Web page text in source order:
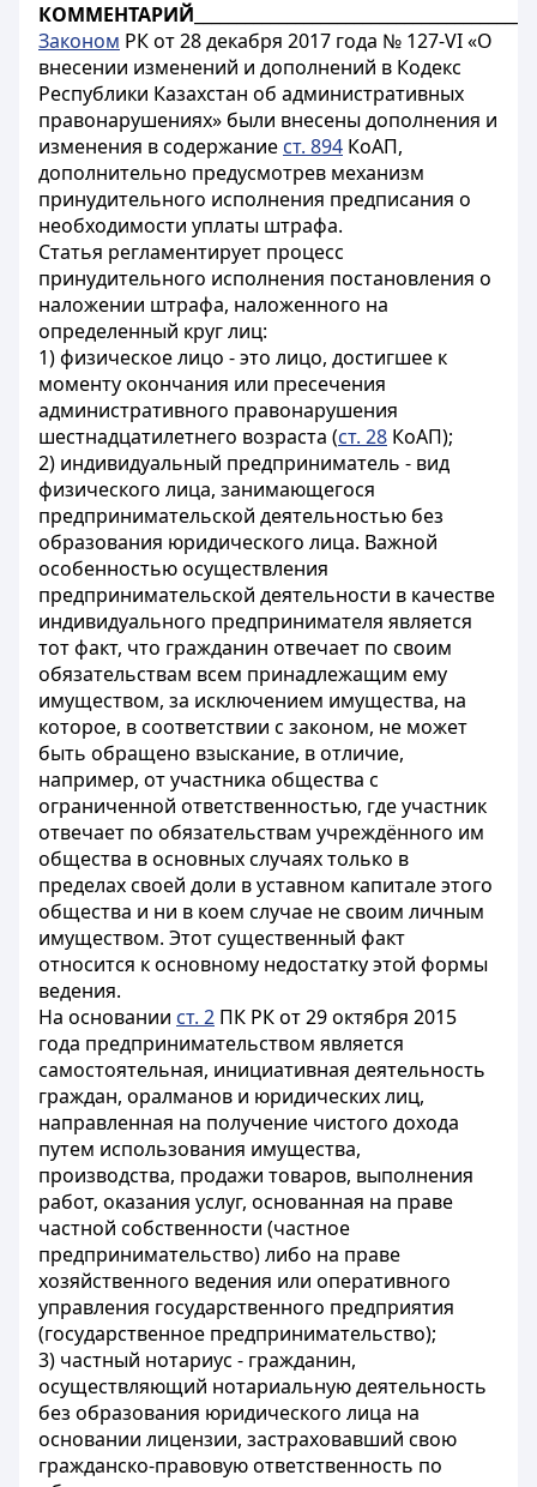
КОММЕНТАРИЙ
Законом РК от 28 декабря 2017 года № 127-VI «О
внесении изменений и дополнений в Кодекс
Республики Казахстан об административных
правонарушениях» были внесены дополнения и
изменения в содержание ст. 894 КоАП,
дополнительно предусмотрев механизм
принудительного исполнения предписания о
необходимости уплаты штрафа.
Статья регламентирует процесс
принудительного исполнения постановления о
наложении штрафа, наложенного на
определенный круг лиц:
1) физическое лицо - это лицо, достигшее к
моменту окончания или пресечения
административного правонарушения
шестнадцатилетнего возраста (ст. 28 КоАП);
2) индивидуальный предприниматель - вид
физического лица, занимающегося
предпринимательской деятельностью без
образования юридического лица. Важной
особенностью осуществления
предпринимательской деятельности в качестве
индивидуального предпринимателя является
тот факт, что гражданин отвечает по своим
обязательствам всем принадлежащим ему
имуществом, за исключением имущества, на
которое, в соответствии с законом, не может
быть обращено взыскание, в отличие,
например, от участника общества с
ограниченной ответственностью, где участник
отвечает по обязательствам учреждённого им
общества в основных случаях только в
пределах своей доли в уставном капитале этого
общества и ни в коем случае не своим личным
имуществом. Этот существенный факт
относится к основному недостатку этой формы
ведения.
На основании ст. 2 ПК РК от 29 октября 2015
года предпринимательством является
самостоятельная, инициативная деятельность
граждан, оралманов и юридических лиц,
направленная на получение чистого дохода
путем использования имущества,
производства, продажи товаров, выполнения
работ, оказания услуг, основанная на праве
частной собственности (частное
предпринимательство) либо на праве
хозяйственного ведения или оперативного
управления государственного предприятия
(государственное предпринимательство);
3) частный нотариус - гражданин,
осуществляющий нотариальную деятельность
без образования юридического лица на
основании лицензии, застраховавший свою
гражданско-правовую ответственность по